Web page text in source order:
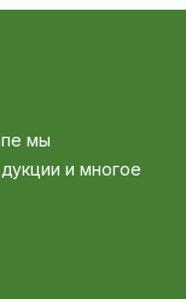
мы
и многое